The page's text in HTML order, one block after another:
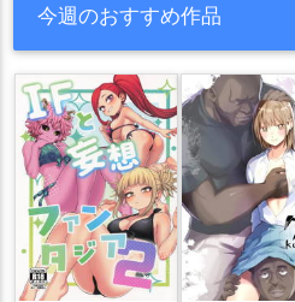
今週のおすすめ作品